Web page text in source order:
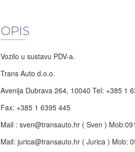
OPIS
Vozilo u sustavu PDV-a.
Trans Auto d.o.o.
Avenija Dubrava 264, 10040 Tel: +385 1
Fax: +385 1 6395 445
Mail : sven@transauto.hr ( Sven )
Mail: jurica@transauto.hr ( Jurica ) Mob: